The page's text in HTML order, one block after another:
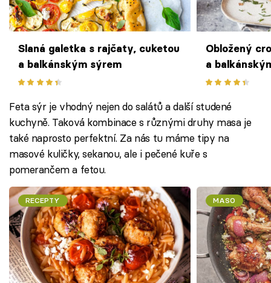
Slaná galetka s rajčaty, cuketou
a balkánským sýrem
Obložený
a
Feta sýr je vhodný nejen do salátů a další studené
kuchyně. Taková kombinace s různými druhy masa je
také naprosto perfektní. Za nás tu máme tipy na
masové kuličky, sekanou, ale i pečené kuře s
pomerančem a fetou.
RECEPTY MASO